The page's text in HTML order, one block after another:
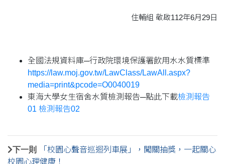
住輔組 敬啟112年6月29日
全國法規資料庫─行政院環境保護署飲用水水質標準
https://law.moj.gov.tw/LawClass/LawAll.aspx?
media=print&pcode=O0040019
東海大學女生宿舍水質檢測報告─點此下載檢測報告
01 檢測報告02
下一則
「校園心聲音巡迴列車展」，闖關抽獎，一起關心
校園心理健康！